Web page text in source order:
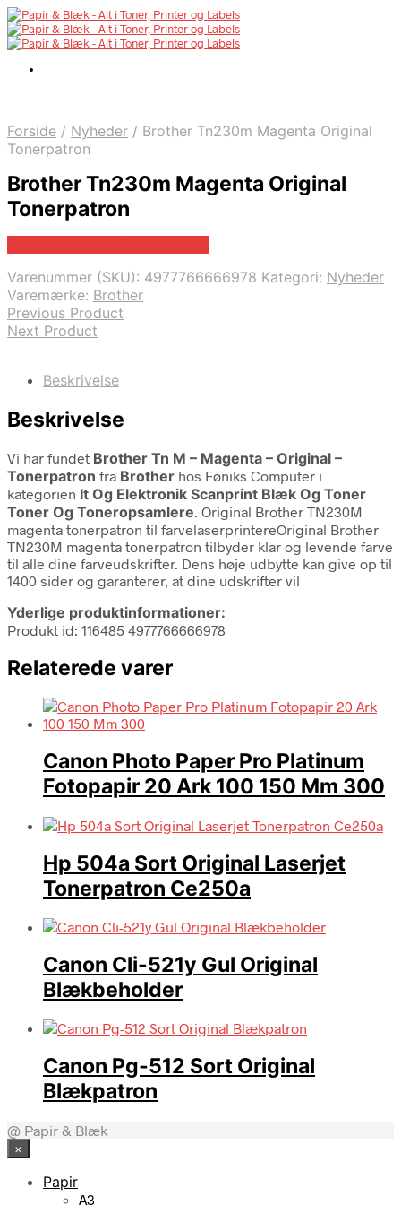
Forside / Nyheder / Brother Tn230m Magenta Original
Tonerpatron
Brother Tn230m Magenta Original
Tonerpatron
Varenummer (SKU): 4977766666978 Kategori: Nyheder
Varemærke: Brother
Previous Product
Next Product
Beskrivelse
Beskrivelse
Vi har fundet Brother Tn M – Magenta – Original –
Tonerpatron fra Brother hos Føniks Computer i
kategorien It Og Elektronik Scanprint Blæk Og Toner
Toner Og Toneropsamlere. Original Brother TN230M
magenta tonerpatron til farvelaserprintereOriginal Brother
TN230M magenta tonerpatron tilbyder klar og levende farve
til alle dine farveudskrifter. Dens høje udbytte kan give op til
1400 sider og garanterer, at dine udskrifter vil
Yderlige produktinformationer:
Produkt id: 116485 4977766666978
Relaterede varer
Canon Photo Paper Pro Platinum
Fotopapir 20 Ark 100 150 Mm 300
Hp 504a Sort Original Laserjet
Tonerpatron Ce250a
Canon Cli-521y Gul Original
Blækbeholder
Canon Pg-512 Sort Original
Blækpatron
@ Papir & Blæk
×
Papir
A3